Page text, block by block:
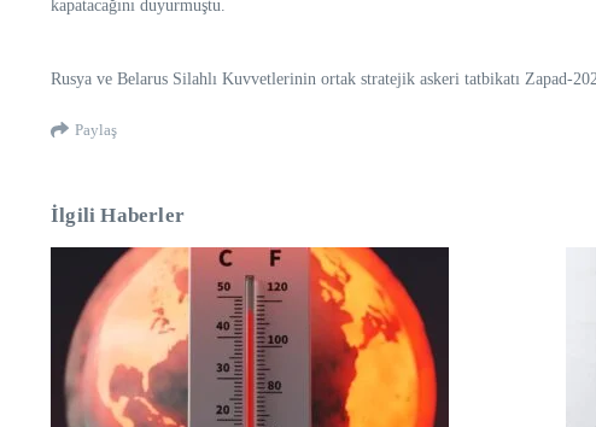
kapatacağını duyurmuştu.
Rusya ve Belarus Silahlı Kuvvetlerinin ortak stratejik askeri tatbikatı Zapad-
Paylaş
İlgili Haberler